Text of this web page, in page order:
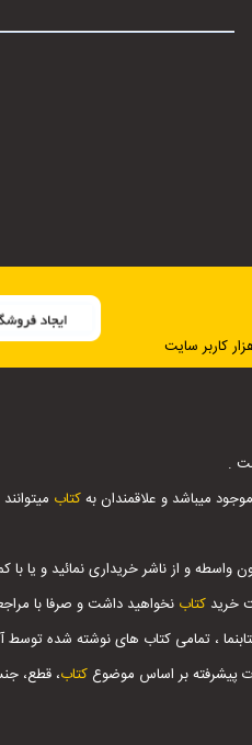
.
میباشد و علاقمندان بهکتاب
واسطه و از ناشر خریداری نمائید و یا
خرید کتاب نخواهید داشت و صرفا با
، تمامی کتاب های نوشته شده توسط
پیشرفته بر اساس موضوع کتاب، قطع،